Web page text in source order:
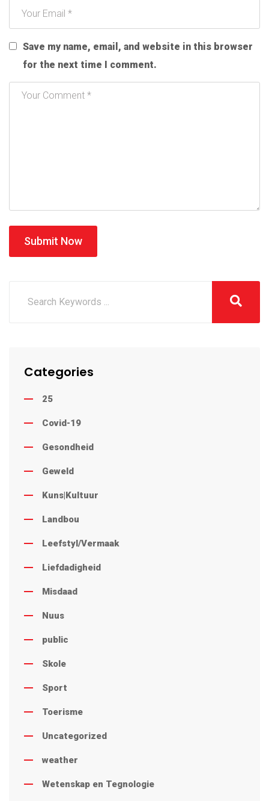
Save my name, email, and website in this browser
for the next time I comment.
Submit Now
Categories
25
Covid-19
Gesondheid
Geweld
Kuns|Kultuur
Landbou
Leefstyl/Vermaak
Liefdadigheid
Misdaad
Nuus
public
Skole
Sport
Toerisme
Uncategorized
weather
Wetenskap en Tegnologie